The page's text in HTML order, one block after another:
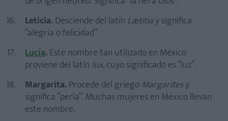
Leticia.Desciende del latín Lætitiay significa
“alegría o felicidad”.
Lucía.Este nombre tan utilizado en México
proviene del latín lux, cuyo significado es “luz”.
Margarita.Procede del griegoMargaritesy
significa “perla”. Muchas mujeres en México llevan
este nombre.